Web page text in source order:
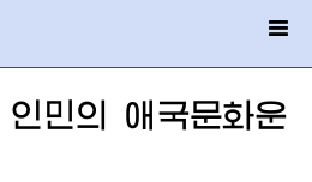
민의 애국문화운